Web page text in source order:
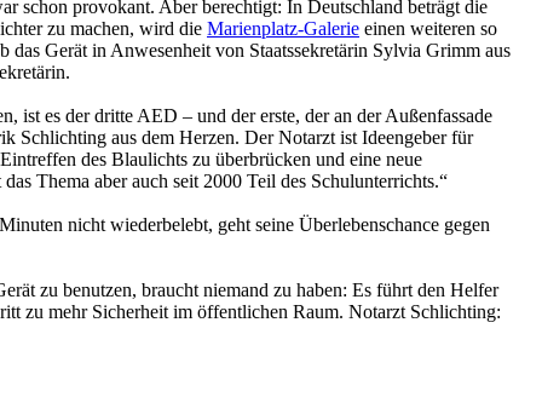
schon provokant. Aber berechtigt: In Deutschland beträgt die
zu machen, wird die Marienplatz-Galerie einen weiteren so
Gerät in Anwesenheit von Staatssekretärin Sylvia Grimm aus
ist es der dritte AED – und der erste, der an der Außenfassade
Schlichting aus dem Herzen. Der Notarzt ist Ideengeber für
des Blaulichts zu überbrücken und eine neue
Thema aber auch seit 2000 Teil des Schulunterrichts.“
nicht wiederbelebt, geht seine Überlebenschance gegen
zu benutzen, braucht niemand zu haben: Es führt den Helfer
zu mehr Sicherheit im öffentlichen Raum. Notarzt Schlichting: